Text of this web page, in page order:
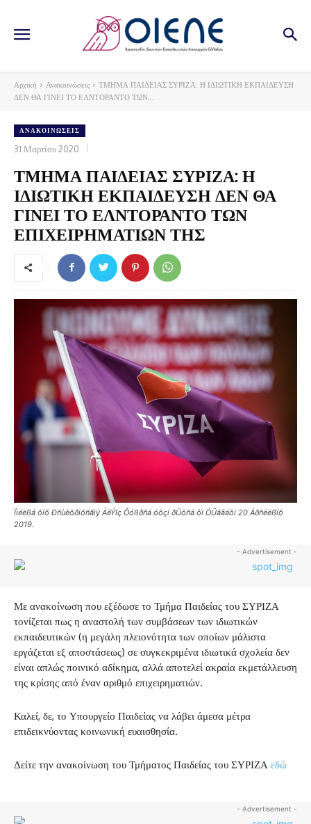
Αρχική Ανακοινώσεις
ΤΜΗΜΑ ΠΑΙΔΕΙΑΣ ΣΥΡΙΖΑ: Η ΙΔΙΩΤΙΚΗ ΕΚΠΑΙΔΕΥΣΗ
ΔΕΝ ΘΑ ΓΙΝΕΙ ΤΟ ΕΛΝΤΟΡΑΝΤΟ ΤΩΝ...
ΑΝΑΚΟΙΝΏΣΕΙΣ
31 Μαρτίου 2020
ΤΜΗΜΑ ΠΑΙΔΕΙΑΣ ΣΥΡΙΖΑ: Η
ΙΔΙΩΤΙΚΗ ΕΚΠΑΙΔΕΥΣΗ ΔΕΝ ΘΑ
ΓΙΝΕΙ ΤΟ ΕΛΝΤΟΡΑΝΤΟ ΤΩΝ
ΕΠΙΧΕΙΡΗΜΑΤΙΩΝ ΤΗΣ
Ïìéëßá ôïõ Ðñùèõðïõñãïý ÁëÝîç Ôóßðñá óôçí ðÜôñá ôï ÓÜââáôï 20 Áðñéëßïõ
2019.
- Advertisement -
Με ανακοίνωση που εξέδωσε το Τμήμα Παιδείας του ΣΥΡΙΖΑ
τονίζεται πως η αναστολή των συμβάσεων των ιδιωτικών
εκπαιδευτικών (η μεγάλη πλειονότητα των οποίων μάλιστα
εργάζεται εξ αποστάσεως) σε συγκεκριμένα ιδιωτικά σχολεία δεν
είναι απλώς ποινικό αδίκημα, αλλά αποτελεί ακραία εκμετάλλευση
της κρίσης από έναν αριθμό επιχειρηματιών.
Καλεί, δε, το Υπουργείο Παιδείας να λάβει άμεσα μέτρα
επιδεικνύοντας κοινωνική ευαισθησία.
Δείτε την ανακοίνωση του Τμήματος Παιδείας του ΣΥΡΙΖΑ εδώ
- Advertisement -